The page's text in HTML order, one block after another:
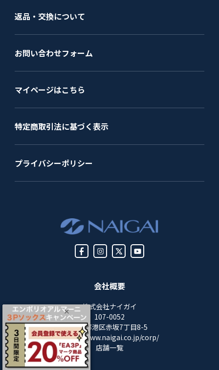
会社概要
株式会社ナイガイ
107-0052
東京都港区赤坂7丁目8-5
https://www.naigai.co.jp/corp/
店舗一覧
返品・交換について
お問い合わせフォーム
マイページはこちら
特定商取引法に基づく表示
プライバシーポリシー